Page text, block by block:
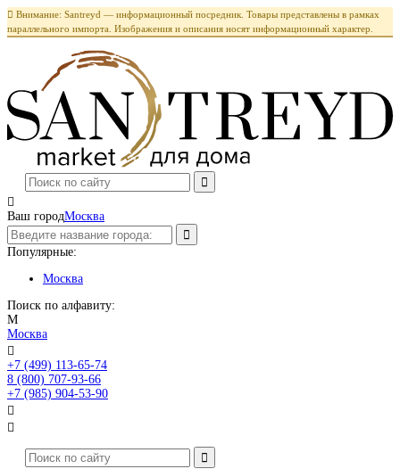
 Внимание: Santreyd — информационный посредник. Товары представлены в рамках
параллельного импорта. Изображения и описания носят информационный характер.

Ваш городМосква
Популярные:
Москва
Поиск по алфавиту:
М
Москва

+7 (499) 113-65-74
8 (800) 707-93-66
+7 (985) 904-53-90

